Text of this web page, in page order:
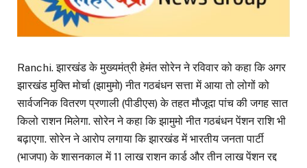
Ranchi. झारखंड के मुख्यमंत्री हेमंत सोरेन ने रविवार को कहा कि अगर
झारखंड मुक्ति मोर्चा (झामुमो) नीत गठबंधन सत्ता में आया तो लोगों को
सार्वजनिक वितरण प्रणाली (पीडीएस) के तहत मौजूदा पांच की जगह सात
किलो राशन मिलेगा. सोरेन ने कहा कि झामुमो नीत गठबंधन पेंशन राशि भी
बढ़ाएगा. सोरेन ने आरोप लगाया कि झारखंड में भारतीय जनता पार्टी
(भाजपा) के शासनकाल में 11 लाख राशन कार्ड और तीन लाख पेंशन रद्द